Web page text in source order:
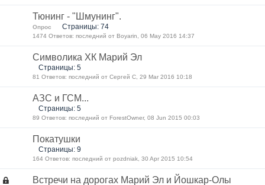
Тюнинг - "Шмунинг".
Опрос Страницы: 74
1474 Ответов: последний от Boyarin, 06 May 2016 14:37
Символика ХК Марий Эл
Страницы: 5
81 Ответов: последний от Сергей С, 29 Mar 2016 10:18
АЗС и ГСМ...
Страницы: 5
89 Ответов: последний от ForestOwner, 08 Jun 2015 00:03
Покатушки
Страницы: 9
164 Ответов: последний от pozdniak, 30 Apr 2015 10:54
Встречи на дорогах Марий Эл и Йошкар-Олы